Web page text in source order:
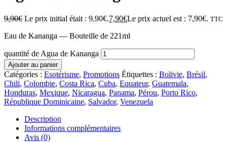
9,90€ Le prix initial était : 9,90€.7,90€Le prix actuel est : 7,90€. TTC
Eau de Kananga — Bouteille de 221ml
quantité de Agua de Kananga
Ajouter au panier
Catégories : Esotérisme, Promotions Étiquettes : Bolivie, Brésil,
Chili, Colombie, Costa Rica, Cuba, Equateur, Guatemala,
Honduras, Mexique, Nicaragua, Panama, Pérou, Porto Rico,
République Dominicaine, Salvador, Venezuela
Description
Informations complémentaires
Avis (0)